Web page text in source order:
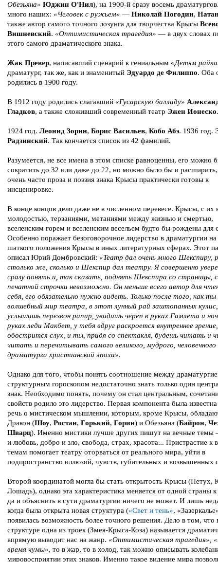
Обезьяна» Юджин O'Нил), на 1900-й сразу восемь
много наших: «Человек с ружьем» — Николай Погодин,
также автор самого точного лозунга для творчества Крысы
Вишневский. «Оптимистическая трагедия» — в двух словах
этого самого драматического знака.
Жак Превер, написавший сценарий к гениальным «Детям
драматург, так же, как и знаменитый Эдуардо де Филиппо. Оба
родились в 1900 году.
В 1912 году родились слагавший «Гусарскую балладу»
Гладков, а также сложивший современный театр Эжен Ионеско.
1924 год. Леонид Зорин, Борис Васильев, Кобо Абэ. 1936 год.
Радзинский. Так кончается список из 42 фамилий.
Разумеется, не все имена в этом списке равноценны, его можно
сократить до 32 или даже до 22, но можно было бы и
очень часто проза и поэзия знака Крысы практически готовы к
инсценировке.
В конце концов дело даже не в численном перевесе. Крысы, с их
молодостью, терзаниями, метаниями между жизнью и смертью,
вселенским горем и вселенским весельем будто бы рождены для
Особенно поражает безоговорочное лидерство в драматургии
шаткого положения Крысы в иных литературных сферах. Этот
описал Юрий Домбровский: «Театр дал очень много Шекспиру,
столько же, сколько и Шекспир дал театру. Я совершенно
сразу понять и, так сказать, поднять Шекспира со страницы, с
печатной строчки невозможно. Он меньше всего автор для
себя, его обязательно нужно видеть. Только после того, как
волшебный мир театра, в этот лунный рай заштопанных кулис,
услышишь перезвон рапир, увидишь череп в руках Гамлета и
руках леди Макбет, у тебя вдруг раскроется внутреннее
обострится слух, и ты, придя со спектакля, будешь читать и
читать и перечитывать самого великого, мудрого, человечного
драматурга христианской эпохи».
Однако для того, чтобы понять соотношение между
структурным гороскопом недостаточно знать только один
знак. Необходимо понять, почему он стал центральным,
свойств родило это лидерство. Первая компонента была
речь о мистическом мышлении, которым, кроме Крысы,
Дракон (Шоу, Ростан, Горький, Горин) и Обезьяна (Байрон,
Шварц). Именно мистики лучше других пишут на вечные темы
и любовь, добро и зло, свобода, страх, красота... Пристрастие к
темам помогает театру оторваться от реального мира, уйти в
подпространство иллюзий, чувств, губительных и возвышенных
Второй координатой могла бы стать открытость Крысы (Петух,
Лошадь), однако эта характеристика меняется от одной страны
да и объяснить в сути драматургии ничего не может. И лишь
когда была открыта новая структура («Свет и тень»,
появилась возможность более точного решения. Дело в том, что
структуре одна из троек (Змея-Крыса-Коза) называется
впрямую выводит нас на жанр. «Оптимистическая трагедия»,
время чумы», то в жар, то в холод, так можно описывать
мировосприятии этих знаков. Именно такое видение мира